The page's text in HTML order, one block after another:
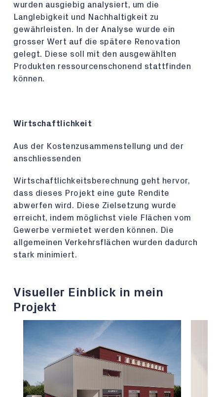
wurden ausgiebig analysiert, um die
Langlebigkeit und Nachhaltigkeit zu
gewährleisten. In der Analyse wurde ein
grosser Wert auf die spätere Renovation
gelegt. Diese soll mit den ausgewählten
Produkten ressourcenschonend stattfinden
können.
Wirtschaftlichkeit
Aus der Kostenzusammenstellung und der
anschliessenden
Wirtschaftlichkeitsberechnung geht hervor,
dass dieses Projekt eine gute Rendite
abwerfen wird. Diese Zielsetzung wurde
erreicht, indem möglichst viele Flächen vom
Gewerbe vermietet werden können. Die
allgemeinen Verkehrsflächen wurden dadurch
stark minimiert.
Visueller Einblick in mein
Projekt